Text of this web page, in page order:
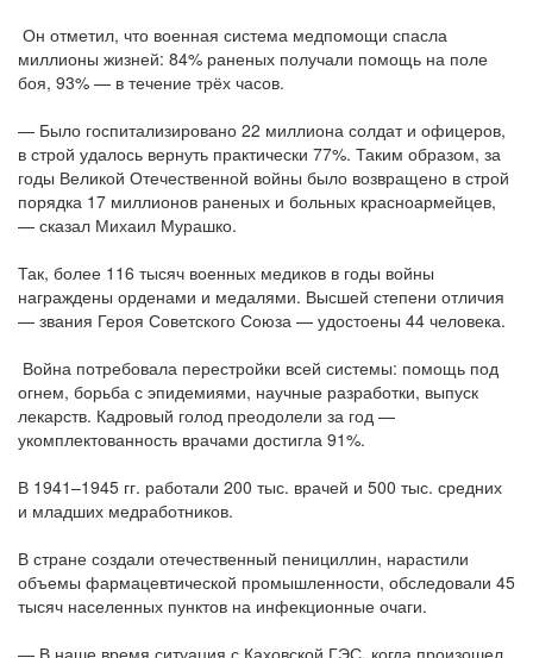
Он отметил, что военная система медпомощи спасла
миллионы жизней: 84% раненых получали помощь на поле
боя, 93% — в течение трёх часов.
— Было госпитализировано 22 миллиона солдат и офицеров,
в строй удалось вернуть практически 77%. Таким образом, за
годы Великой Отечественной войны было возвращено в строй
порядка 17 миллионов раненых и больных красноармейцев,
— сказал Михаил Мурашко.
Так, более 116 тысяч военных медиков в годы войны
награждены орденами и медалями. Высшей степени отличия
— звания Героя Советского Союза — удостоены 44 человека.
Война потребовала перестройки всей системы: помощь под
огнем, борьба с эпидемиями, научные разработки, выпуск
лекарств. Кадровый голод преодолели за год —
укомплектованность врачами достигла 91%.
В 1941–1945 гг. работали 200 тыс. врачей и 500 тыс. средних
и младших медработников.
В стране создали отечественный пенициллин, нарастили
объемы фармацевтической промышленности, обследовали 45
тысяч населенных пунктов на инфекционные очаги.
— В наше время ситуация с Каховской ГЭС, когда произошел